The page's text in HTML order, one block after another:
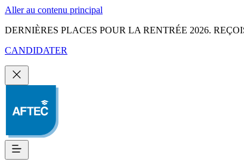
Aller au contenu principal
DERNIÈRES PLACES POUR LA RENTRÉE 2026.
CANDIDATER